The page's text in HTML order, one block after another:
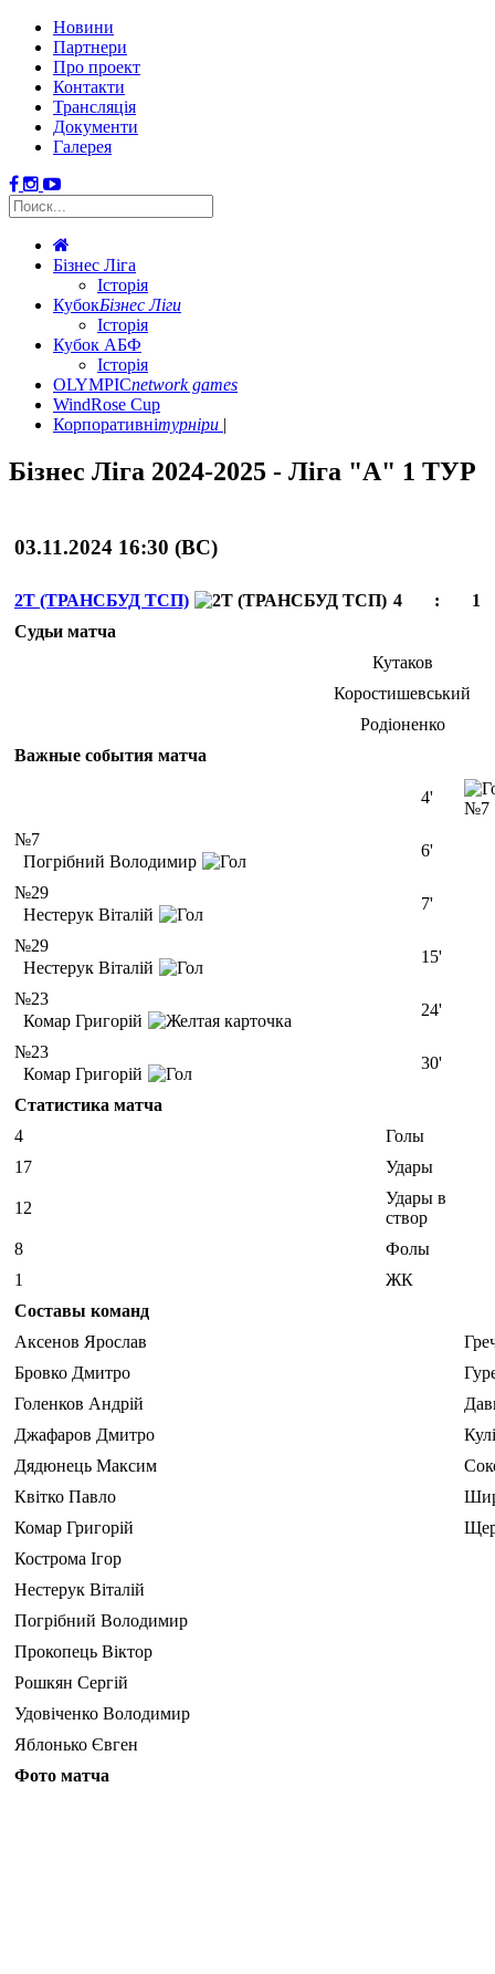
Новини
Партнери
Про проект
Контакти
Трансляція
Документи
Галерея
Бізнес Ліга
Історія
КубокБізнес Ліги
Історія
Кубок АБФ
Історія
OLYMPICnetwork games
WindRose Cup
Корпоративнітурніри
Бізнес Ліга 2024-2025 - Ліга "А" 1 ТУР
03.11.2024 16:30 (ВС)
2Т (ТРАНСБУД ТСП) 4 :
1
Судьи матча
Кутаков
Коростишевський
Родіоненко
Важные события матча
4'
№7
№7
Погрібний Володимир
6'
№29
Нестерук Віталій
7'
№29
Нестерук Віталій
15'
№23
Комар Григорій
24'
№23
Комар Григорій
30'
Статистика матча
4
Голы
17
Удары
12
Удары в
створ
8
Фолы
1
ЖК
Составы команд
Аксенов Ярослав
Бровко Дмитро
Голенков Андрій
Джафаров Дмитро
Дядюнець Максим
Квітко Павло
Комар Григорій
Кострома Ігор
Нестерук Віталій
Погрібний Володимир
Прокопець Віктор
Рошкян Сергій
Удовіченко Володимир
Яблонько Євген
Фото матча